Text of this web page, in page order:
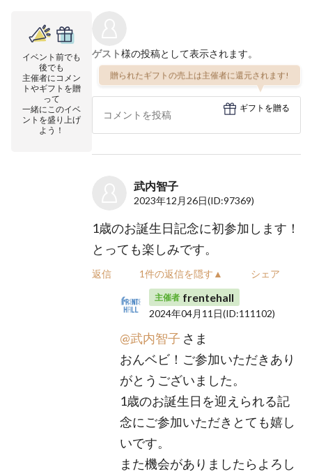
イベント前でも
後でも
主催者にコメン
トやギフトを贈
って
一緒にこのイベ
ントを盛り上げ
よう！
ゲスト様の投稿として表示されます。
贈られたギフトの売上は主催者に還元されます!
ギフトを贈る
武内智子
2023年12月26日(ID:97369)
1歳のお誕生日記念に初参加します！
とっても楽しみです。
返信 1件の返信を隠す▲ シェア
主催者 frentehall
2024年04月11日(ID:111102)
@武内智子 さま
おんベビ！ご参加いただきあり
がとうございました。
1歳のお誕生日を迎えられる記
念にご参加いただきとても嬉し
いです。
また機会がありましたらよろし